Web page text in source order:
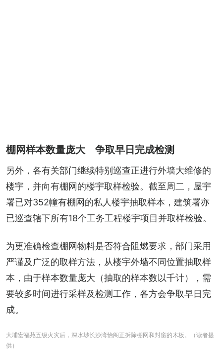
棚网样本数量庞大 争取早日完成检测
另外，各有关部门继续特别巡查正进行外墙大维修的
楼宇，并向有棚网的楼宇取样检验。截至周二，屋宇
署已对352幢有棚网的私人楼宇抽取样本，建筑署亦
已巡查辖下所有18个工务工程楼宇项目并取样检验。
为更准确检查棚网物料是否符合阻燃要求，部门采用
严谨及广泛的取样方法，从楼宇外墙不同位置抽取样
本，由于样本数量庞大（抽取的样本数以千计），需
要较多时间进行采样及检测工作，各方会争取早日完
成。
大埔宏福苑五级火灾后，深水埗长沙湾怡阁正拆除棚网和封窗的木板。（读者提
供）